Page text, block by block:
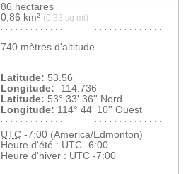
86 hectares
0,86 km² (0,33 sq mi)
740 mètres d'altitude
Latitude: 53.56
Longitude: -114.736
Latitude: 53° 33' 36'' Nord
Longitude: 114° 44' 10'' Ouest
UTC -7:00 (America/Edmonton)
Heure d'été : UTC -6:00
Heure d'hiver : UTC -7:00